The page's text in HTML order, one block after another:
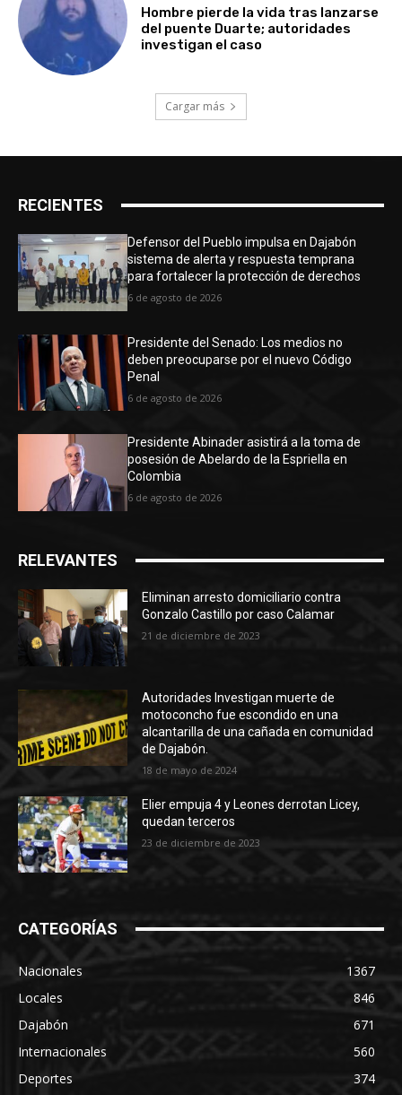
Hombre pierde la vida tras lanzarse
del puente Duarte; autoridades
investigan el caso
Cargar más
RECIENTES
Defensor del Pueblo impulsa en Dajabón
sistema de alerta y respuesta temprana
para fortalecer la protección de derechos
6 de agosto de 2026
Presidente del Senado: Los medios no
deben preocuparse por el nuevo Código
Penal
6 de agosto de 2026
Presidente Abinader asistirá a la toma de
posesión de Abelardo de la Espriella en
Colombia
6 de agosto de 2026
RELEVANTES
Eliminan arresto domiciliario contra
Gonzalo Castillo por caso Calamar
21 de diciembre de 2023
Autoridades Investigan muerte de
motoconcho fue escondido en una
alcantarilla de una cañada en comunidad
de Dajabón.
18 de mayo de 2024
Elier empuja 4 y Leones derrotan Licey,
quedan terceros
23 de diciembre de 2023
CATEGORÍAS
Nacionales
1367
Locales
846
Dajabón
671
Internacionales
560
Deportes
374